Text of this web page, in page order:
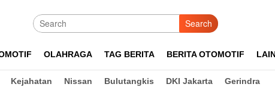
Search
OLAHRAGA TAG BERITA BERITA OTOMOTIF
Kejahatan Nissan Bulutangkis DKI Jakarta Gerindra